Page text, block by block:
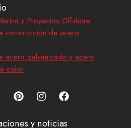
y Proyectos Offshore
construcción de acero
acero galvanizado y acero
color
P
i
t
I
n
t
F
a
e
y noticias